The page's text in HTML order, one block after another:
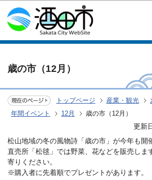
このページの本文へ移動
歳の市（12月）
トップページ 産業・観光
年間イベント
12月 歳の市（12月）
更新
松山地域の冬の風物詩「歳の市」が今年も開
直売所「松毬」では野菜、花などを販売しま
寄りください。
※購入者に先着順でプレゼントがあります。